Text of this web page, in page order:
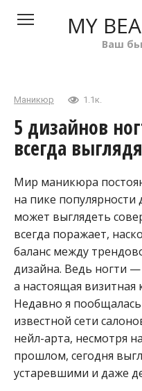
MY
Ваш
Маникюр 1.1к.
5 дизайнов
всегда
Мир маникюра
на пике популярности
может выглядеть
всегда поражает,
баланс между
дизайна. Ведь ногти —
а настоящая
Недавно я
известной сети
нейл-арта, несмотря
прошлом, сегодня
устаревшими и даже